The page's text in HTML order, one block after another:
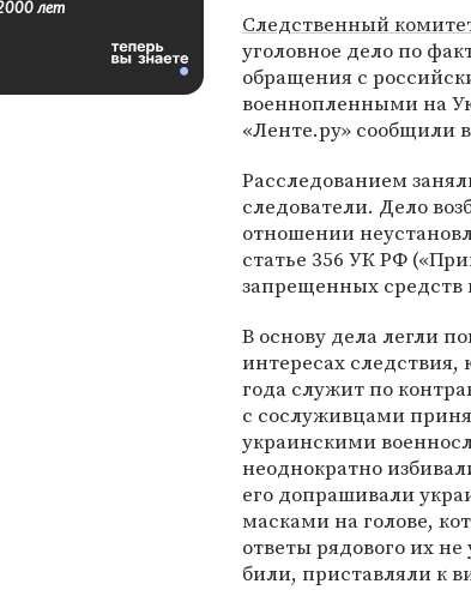
Следственный
уголовное дело по
обращения с
военнопленными на
«Ленте.ру» сообщили
Расследованием
следователи. Дело
отношении
статье 356 УК РФ
запрещенных средств
В основу дела легли
интересах следствия,
года служит по
с сослуживцами
украинскими
неоднократно
его допрашивали
масками на голове,
ответы рядового их
били, приставляли к
лет